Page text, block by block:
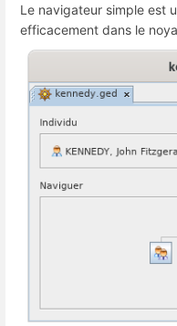
Le navigateur simple est
efficacement dans le